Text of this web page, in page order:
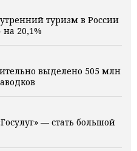
туризм в России
20,1%
выделено 505 млн
— стать большой